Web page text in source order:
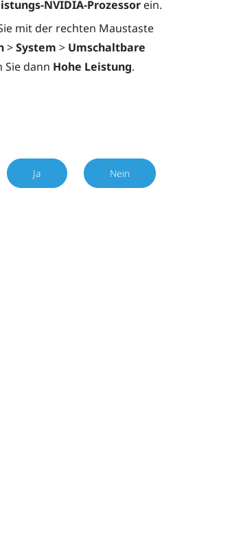
NVIDIA-Prozessorein.
mit der rechten Maustaste
>System > Umschaltbare
Sie dann Hohe Leistung.
Ja Nein